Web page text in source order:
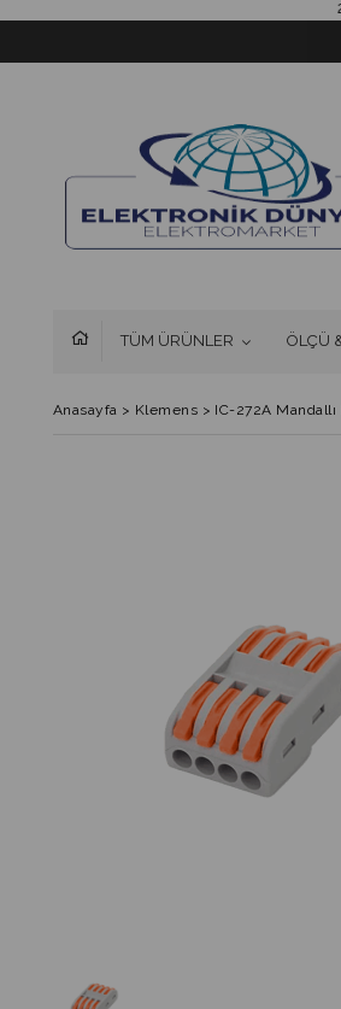
2000
TÜM ÜRÜNLER ÖLÇÜ
Anasayfa > Klemens > IC-272A